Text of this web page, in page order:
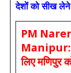
देशों को सीख
PM
Manipur:
लिए मणिपुर